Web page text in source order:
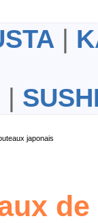
japonais